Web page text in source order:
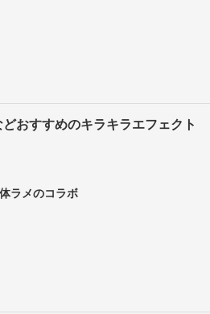
おすすめのキラキラエフェクト
ラメのコラボ